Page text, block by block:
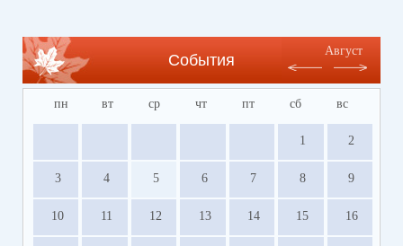
События
Август
пн вт ср чт пт сб вс
1 2
3 4 5 6 7 8 9
10 11 12 13 14 15 16